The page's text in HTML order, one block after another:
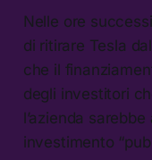
Nelle ore
di ritirare Tesla
che il
degli investitori
l’azienda
investimento